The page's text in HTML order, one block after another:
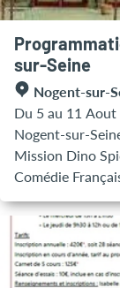
sur-Seine
Nogent-sur-
Du 5 au 11 Aout : Cette semaine au cinéma
Nogent-sur-Seine : • À l'affiche : Pat Patrouille
Mission Dino
Comédie